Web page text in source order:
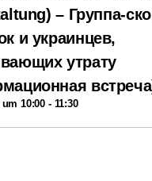
– Группа-
и украинцев,
утрату
10:00 - 11:30